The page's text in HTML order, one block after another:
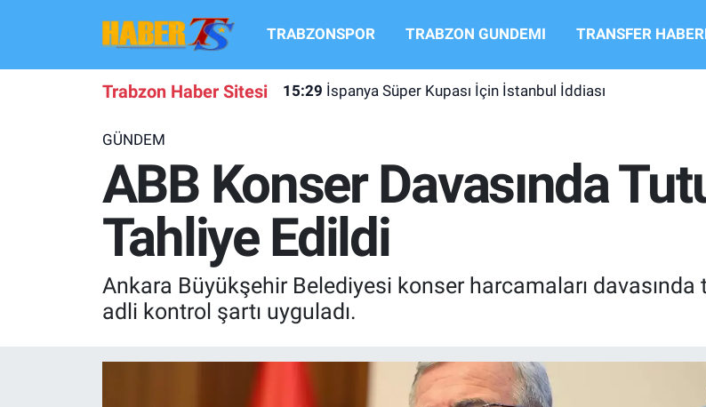
TRABZONSPOR TRABZON GUNDEMI TRANSFER
Trabzon Haber Sitesi 15:29 İspanya Süper Kupası İçin İstanbul İddiası
GÜNDEM
ABB Konser Davasında
Tahliye Edildi
Ankara Büyükşehir Belediyesi konser harcamaları
adli kontrol şartı uyguladı.
TRABZONSPOR
TRANSFER HABERLERI
KULİS MEYDANI
1461 TRABZON
Hava Durumu
Tüm Manşetler
Son Dakika Haberleri
Haber Arşivi